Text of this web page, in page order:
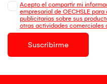
Acepto el compartir mi
empresarial de OECHSLE
publicitarias sobre sus
otras actividades comerciales
Suscribirme